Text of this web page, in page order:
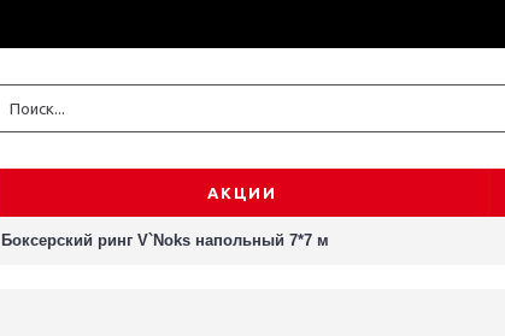
АКЦИИ
Боксерский ринг V`Noks напольный 7*7 м